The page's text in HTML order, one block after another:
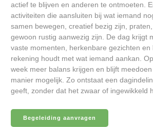
actief te blijven en anderen te ontmoeten.
activiteiten die aansluiten bij wat iemand
samen bewegen, creatief bezig zijn,
gewoon rustig aanwezig zijn. De dag krijgt
vaste momenten, herkenbare gezichten en
rekening houdt met wat iemand aankan.
week meer balans krijgen en blijft
manier mogelijk. Zo ontstaat een
geeft, zonder dat het zwaar of ingewikkeld
Begeleiding aanvragen